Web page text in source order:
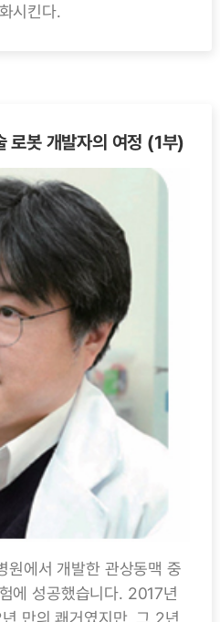
시킨다.
봇 개발자의 여정 (1부)
에서 개발한 관상동맥 중
에 성공했습니다. 2017년
만의 쾌거였지만, 그 2년